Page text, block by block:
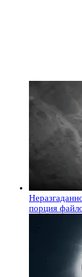
порция